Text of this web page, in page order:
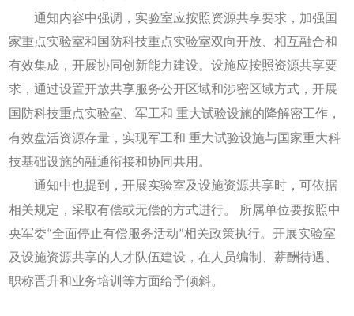
通知内容中强调，实验室应按照资源共享要求，加强国
家重点实验室和国防科技重点实验室双向开放、相互融合和
有效集成，开展协同创新能力建设。设施应按照资源共享要
求，通过设置开放共享服务公开区域和涉密区域方式，开展
国防科技重点实验室、军工和 重大试验设施的降解密工作，
有效盘活资源存量，实现军工和 重大试验设施与国家重大科
技基础设施的融通衔接和协同共用。
通知中也提到，开展实验室及设施资源共享时，可依据
相关规定，采取有偿或无偿的方式进行。
所属单位要按照中
央军委“全面停止有偿服务活动”相关政策执行。开展实验室
及设施资源共享的人才队伍建设，在人员编制、薪酬待遇、
职称晋升和业务培训等方面给予倾斜。